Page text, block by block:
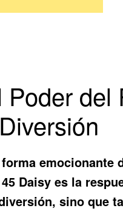
Poder
Daisy es la
sino que